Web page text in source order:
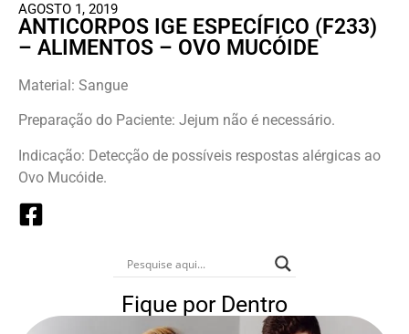
AGOSTO 1, 2019
ANTICORPOS IGE ESPECÍFICO (F233)
– ALIMENTOS – OVO MUCÓIDE
Material: Sangue
Preparação do Paciente: Jejum não é necessário.
Indicação: Detecção de possíveis respostas alérgicas ao
Ovo Mucóide.
Fique por Dentro